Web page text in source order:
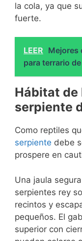
la cola, ya que
fuerte.
LEER Mejores
para terrario
Hábitat de
serpiente
Como reptiles
serpiente debe
prospere en
Una jaula
serpientes rey
recintos y
pequeños. El
superior con